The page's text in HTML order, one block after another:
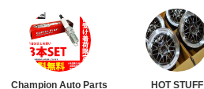
Champion Auto Parts HOT STUFF